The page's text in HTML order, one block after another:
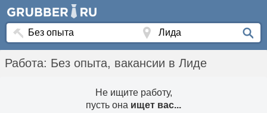
Работа: Без опыта, вакансии в Лиде
Не ищите работу,
пусть она ищет вас...